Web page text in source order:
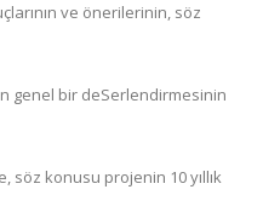
ve önerilerinin, söz
genel bir deSerlendirmesinin
söz konusu projenin 10 yıllık